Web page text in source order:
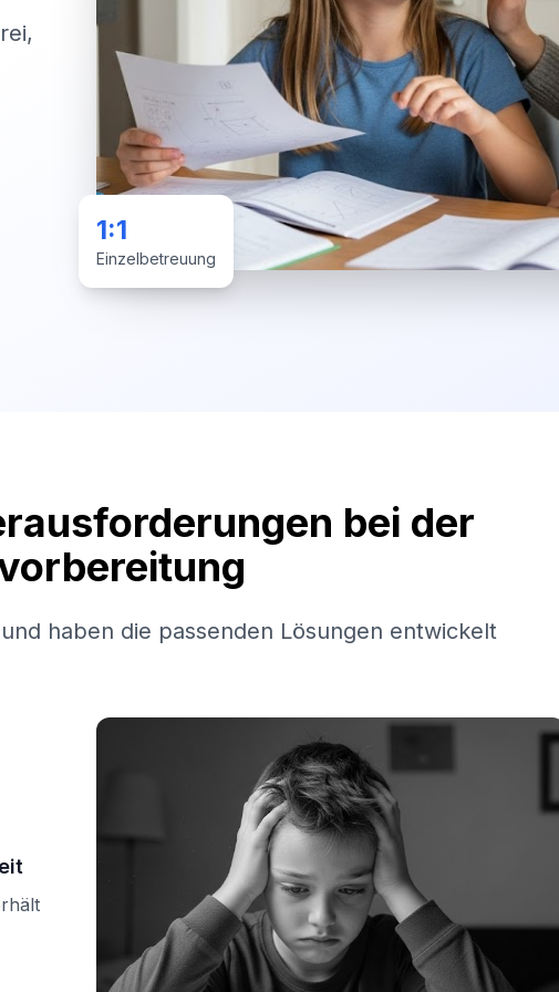
1:1
Einzelbetreuung
bei der
haben die passenden Lösungen entwickelt